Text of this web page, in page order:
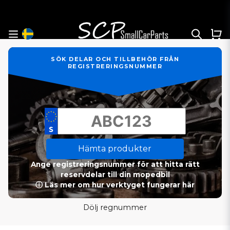
SÖK DELAR OCH TILLBEHÖR FRÅN
REGISTRERINGSNUMMER
Hämta produkter
Ange registreringsnummer för att hitta rätt
reservdelar till din mopedbil
ⓘ Läs mer om hur verktyget fungerar här
Dölj regnummer